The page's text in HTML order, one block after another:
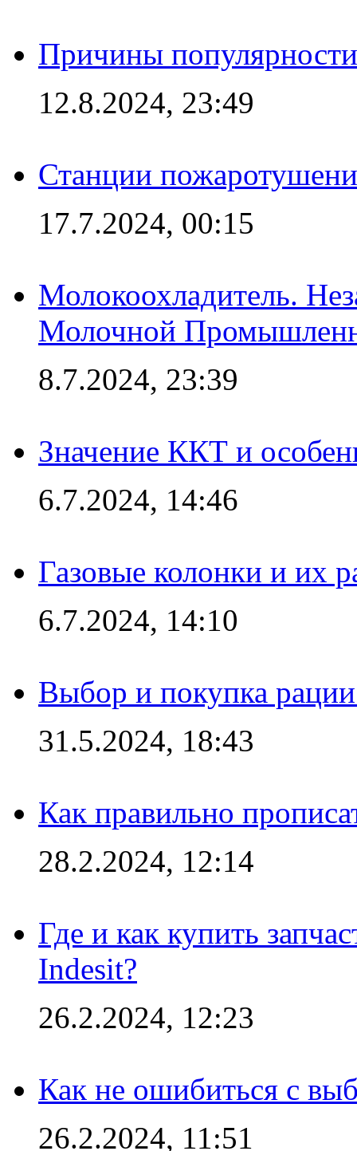
Причины
12.8.2024, 23:49
Станции
17.7.2024, 00:15
Молокоохладитель.
Молочной
8.7.2024, 23:39
Значение ККТ и
6.7.2024, 14:46
Газовые колонки и их
6.7.2024, 14:10
Выбор и покупка
31.5.2024, 18:43
Как правильно
28.2.2024, 12:14
Где и как купить
Indesit?
26.2.2024, 12:23
Как не ошибиться с
26.2.2024, 11:51